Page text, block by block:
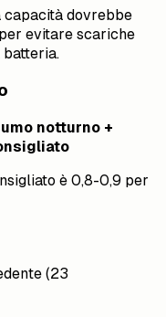
dovrebbe
evitare scariche
notturno +
è 0,8-0,9 per
(23